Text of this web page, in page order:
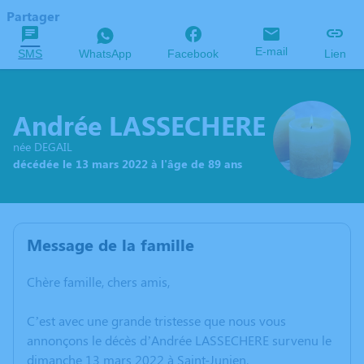
Partager
SMS WhatsApp Facebook E-mail Lien
Andrée LASSECHERE
née DEGAIL
décédée le 13 mars 2022 à l'âge de 89 ans
Message de la famille
Chère famille, chers amis,
C’est avec une grande tristesse que nous vous
annonçons le décès d’Andrée LASSECHERE survenu le
dimanche 13 mars 2022 à Saint-Junien.